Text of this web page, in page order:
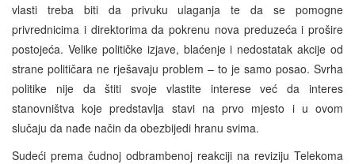
vlasti treba biti da privuku ulaganja te da se pomogne
privrednicima i direktorima da pokrenu nova preduzeća i prošire
postojeća. Velike političke izjave, blaćenje i nedostatak akcije od
strane političara ne rješavaju problem – to je samo posao. Svrha
politike nije da štiti svoje vlastite interese već da interes
stanovništva koje predstavlja stavi na prvo mjesto i u ovom
slučaju da nađe način da obezbijedi hranu svima.
Sudeći prema čudnoj odbrambenoj reakciji na reviziju Telekoma